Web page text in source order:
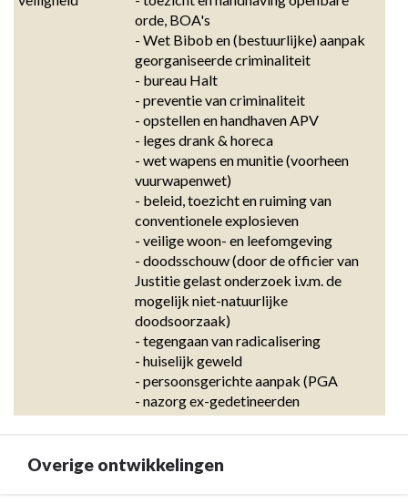
orde, BOA's
- Wet Bibob en (bestuurlijke) aanpak
georganiseerde criminaliteit
- bureau Halt
- preventie van criminaliteit
- opstellen en handhaven APV
- leges drank & horeca
- wet wapens en munitie (voorheen
vuurwapenwet)
- beleid, toezicht en ruiming van
conventionele explosieven
- veilige woon- en leefomgeving
- doodsschouw (door de officier van
Justitie gelast onderzoek i.v.m. de
mogelijk niet-natuurlijke
doodsoorzaak)
- tegengaan van radicalisering
- huiselijk geweld
- persoonsgerichte aanpak (PGA
- nazorg ex-gedetineerden
Overige ontwikkelingen